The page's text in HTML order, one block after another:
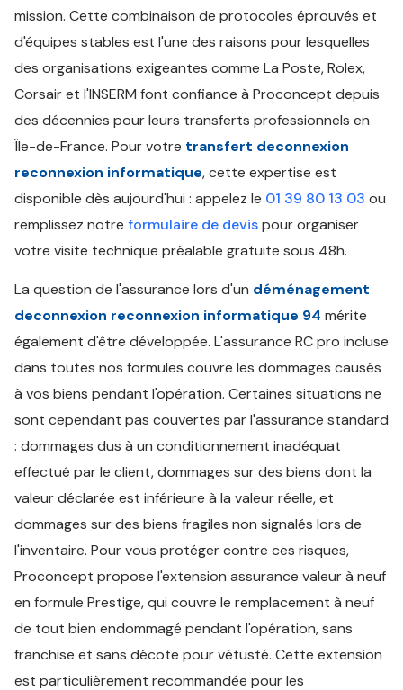
mission. Cette combinaison de protocoles éprouvés et
d'équipes stables est l'une des raisons pour lesquelles
des organisations exigeantes comme La Poste, Rolex,
Corsair et l'INSERM font confiance à Proconcept depuis
des décennies pour leurs transferts professionnels en
Île-de-France. Pour votre transfert deconnexion
reconnexion informatique, cette expertise est
disponible dès aujourd'hui : appelez le 01 39 80 13 03 ou
remplissez notre formulaire de devispour organiser
votre visite technique préalable gratuite sous 48h.
La question de l'assurance lors d'un déménagement
deconnexion reconnexion informatique 94 mérite
également d'être développée. L'assurance RC pro incluse
dans toutes nos formules couvre les dommages causés
à vos biens pendant l'opération. Certaines situations ne
sont cependant pas couvertes par l'assurance standard
: dommages dus à un conditionnement inadéquat
effectué par le client, dommages sur des biens dont la
valeur déclarée est inférieure à la valeur réelle, et
dommages sur des biens fragiles non signalés lors de
l'inventaire. Pour vous protéger contre ces risques,
Proconcept propose l'extension assurance valeur à neuf
en formule Prestige, qui couvre le remplacement à neuf
de tout bien endommagé pendant l'opération, sans
franchise et sans décote pour vétusté. Cette extension
est particulièrement recommandée pour les